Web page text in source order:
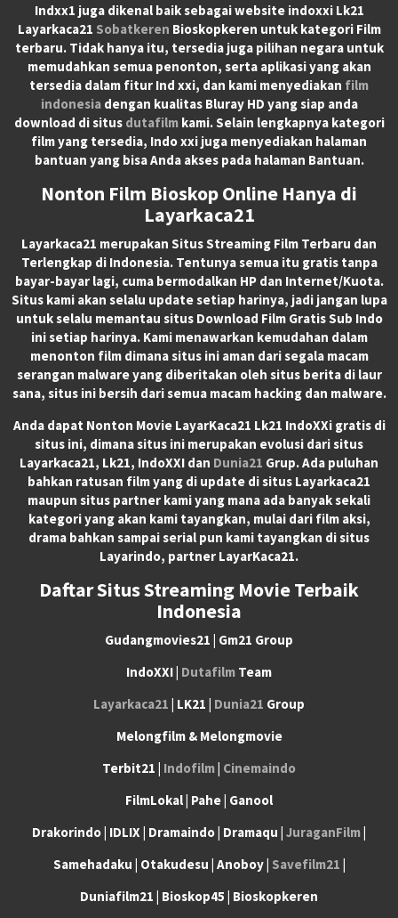
Indxx1 juga dikenal baik sebagai website indoxxi Lk21
Layarkaca21 Sobatkeren Bioskopkeren untuk kategori Film
terbaru. Tidak hanya itu, tersedia juga pilihan negara untuk
memudahkan semua penonton, serta aplikasi yang akan
tersedia dalam fitur Ind xxi, dan kami menyediakan film
indonesiadengan kualitas Bluray HD yang siap anda
download di situs dutafilmkami. Selain lengkapnya kategori
film yang tersedia, Indo xxi juga menyediakan halaman
bantuan yang bisa Anda akses pada halaman Bantuan.
Nonton Film Bioskop Online Hanya di
Layarkaca21
Layarkaca21 merupakan Situs Streaming Film Terbaru dan
Terlengkap di Indonesia. Tentunya semua itu gratis tanpa
bayar-bayar lagi, cuma bermodalkan HP dan Internet/Kuota.
Situs kami akan selalu update setiap harinya, jadi jangan lupa
untuk selalu memantau situs Download Film Gratis Sub Indo
ini setiap harinya. Kami menawarkan kemudahan dalam
menonton film dimana situs ini aman dari segala macam
serangan malware yang diberitakan oleh situs berita di laur
sana, situs ini bersih dari semua macam hacking dan malware.
Anda dapat Nonton Movie LayarKaca21 Lk21 IndoXXigratis di
situs ini, dimana situs ini merupakan evolusi dari situs
Layarkaca21, Lk21, IndoXXI dan Dunia21 Grup. Ada puluhan
bahkan ratusan film yang di update di situs Layarkaca21
maupun situs partner kami yang mana ada banyak sekali
kategori yang akan kami tayangkan, mulai dari film aksi,
drama bahkan sampai serial pun kami tayangkan di situs
Layarindo, partner LayarKaca21.
Daftar Situs Streaming Movie Terbaik
Indonesia
Gudangmovies21 | Gm21 Group
IndoXXI | Dutafilm Team
Layarkaca21 | LK21 | Dunia21 Group
Melongfilm & Melongmovie
Terbit21 | Indofilm| Cinemaindo
FilmLokal | Pahe | Ganool
Drakorindo | IDLIX | Dramaindo | Dramaqu | JuraganFilm|
Samehadaku | Otakudesu | Anoboy | Savefilm21 |
Duniafilm21 | Bioskop45 | Bioskopkeren